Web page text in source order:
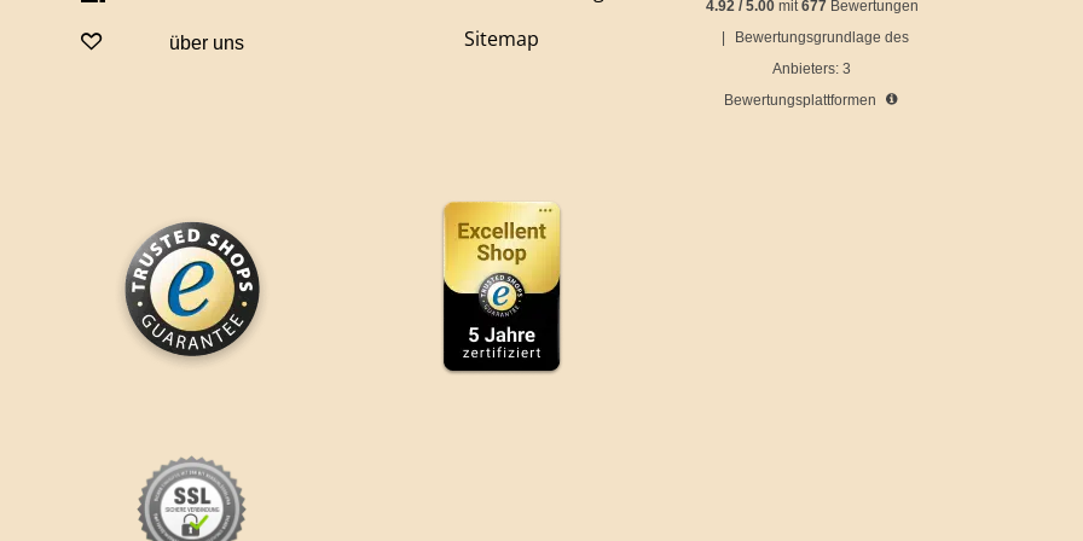
über uns
Sitemap
4.92 / 5.00mit 677 Bewertungen
|
Bewertungsgrundlage des
Anbieters: 3
Bewertungsplattformen